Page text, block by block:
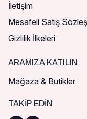
İletişim
Mesafeli Satış
Gizlilik İlkeleri
ARAMIZA KATILIN
Mağaza & Butikler
TAKIP EDIN